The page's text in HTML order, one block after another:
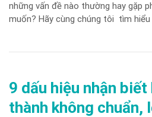
những vấn đề nào thường hay gặp
muốn? Hãy cùng chúng tôi tìm
9 dấu hiệu nhận
thành không chuẩn,